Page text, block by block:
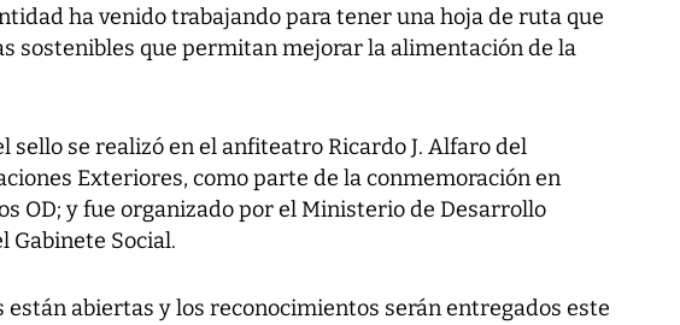
ha venido trabajando para tener una hoja de ruta que
sostenibles que permitan mejorar la alimentación de la
sello se realizó en el anfiteatro Ricardo J. Alfaro del
Exteriores, como parte de la conmemoración en
OD; y fue organizado por el Ministerio de Desarrollo
Gabinete Social.
están abiertas y los reconocimientos serán entregados este